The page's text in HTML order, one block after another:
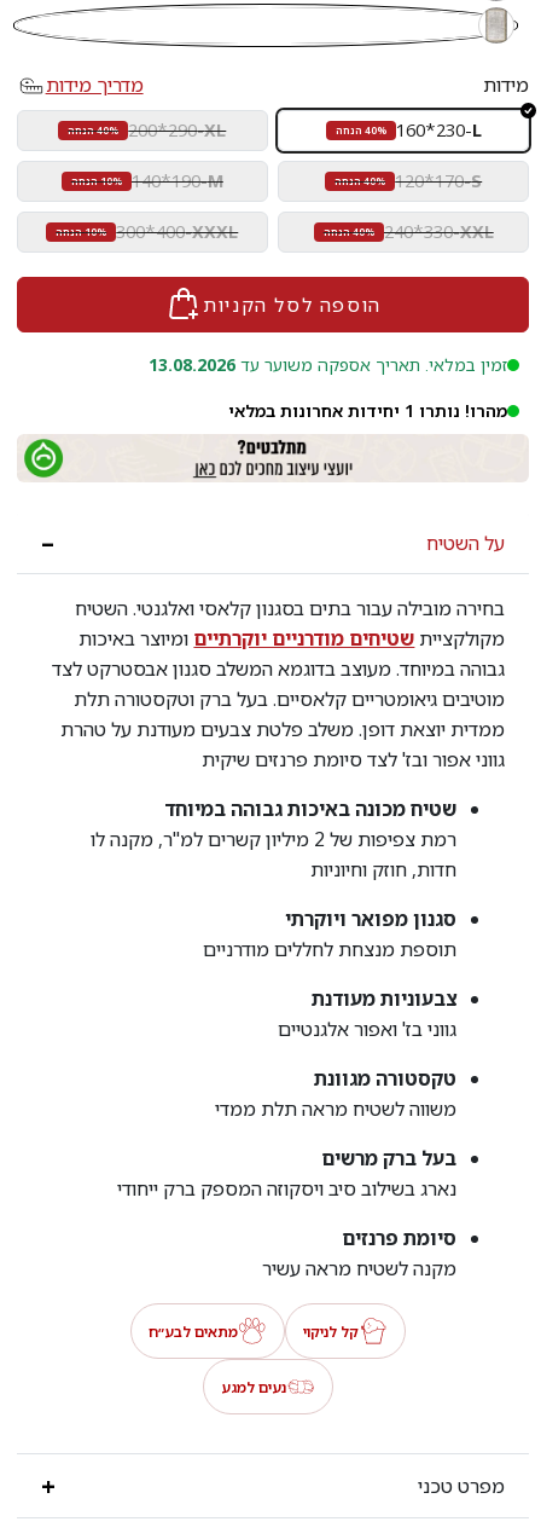
אפור/בז'
מידות
מדריך מידות
L
-
160*230 40% הנחה XL
-
200*290 40% הנחה
S
-
120*170 40% הנחה M
-
140*190 10% הנחה
XXL
-
240*330 40% הנחה XXXL
-
300*400 10% הנחה
הוספה לסל הקניות
זמין במלאי. תאריך אספקה משוער עד 13.08.2026
מהרו! נותרו 1 יחידות אחרונות במלאי
על השטיח
בחירה מובילה עבור בתים בסגנון קלאסי ואלגנטי. השטיח
מקולקציית שטיחים מודרניים יוקרתיים ומיוצר באיכות
גבוהה במיוחד. מעוצב בדוגמא המשלב סגנון אבסטרקט לצד
מוטיבים גיאומטריים קלאסיים. בעל ברק וטקסטורה תלת
ממדית יוצאת דופן. משלב פלטת צבעים מעודנת על טהרת
גווני אפור ובז' לצד סיומת פרנזים שיקית
שטיח מכונה באיכות גבוהה במיוחד
רמת צפיפות של 2 מיליון קשרים למ"ר, מקנה לו
חדות, חוזק וחיוניות
סגנון מפואר ויוקרתי
תוספת מנצחת לחללים מודרניים
צבעוניות מעודנת
גווני בז' ואפור אלגנטיים
טקסטורה מגוונת
משווה לשטיח מראה תלת ממדי
בעל ברק מרשים
נארג בשילוב סיב ויסקוזה המספק ברק ייחודי
סיומת פרנזים
מקנה לשטיח מראה עשיר
קל לניקוי מתאים לבע״ח
נעים למגע
מפרט טכני